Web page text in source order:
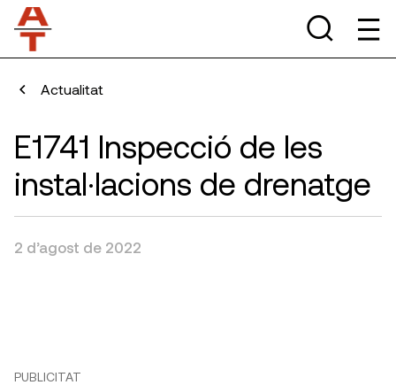
Actualitat
E1741 Inspecció de les
instal·lacions de drenatge
2 d’agost de 2022
PUBLICITAT